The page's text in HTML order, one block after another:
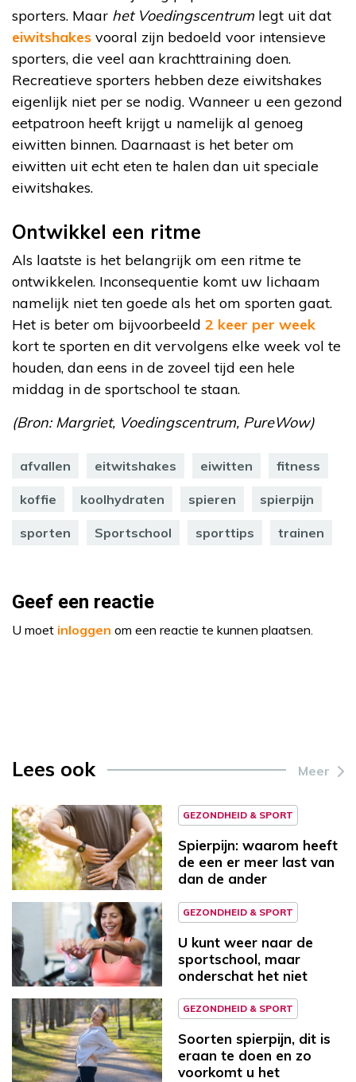
sporters. Maar het Voedingscentrum legt uit dat
eiwitshakes vooral zijn bedoeld voor intensieve
sporters, die veel aan krachttraining doen.
Recreatieve sporters hebben deze eiwitshakes
eigenlijk niet per se nodig. Wanneer u een gezond
eetpatroon heeft krijgt u namelijk al genoeg
eiwitten binnen. Daarnaast is het beter om
eiwitten uit echt eten te halen dan uit speciale
eiwitshakes.
Ontwikkel een ritme
Als laatste is het belangrijk om een ritme te
ontwikkelen. Inconsequentie komt uw lichaam
namelijk niet ten goede als het om sporten gaat.
Het is beter om bijvoorbeeld 2 keer per week
kort te sporten en dit vervolgens elke week vol te
houden, dan eens in de zoveel tijd een hele
middag in de sportschool te staan.
(Bron: Margriet, Voedingscentrum, PureWow)
afvallen eitwitshakes eiwitten fitness
koffie koolhydraten spieren spierpijn
sporten Sportschool sporttips trainen
Geef een reactie
U moet inloggen om een reactie te kunnen plaatsen.
Lees ook Meer
GEZONDHEID & SPORT
Spierpijn: waarom heeft
de een er meer last van
dan de ander
GEZONDHEID & SPORT
U kunt weer naar de
sportschool, maar
onderschat het niet
GEZONDHEID & SPORT
Soorten spierpijn, dit is
eraan te doen en zo
voorkomt u het